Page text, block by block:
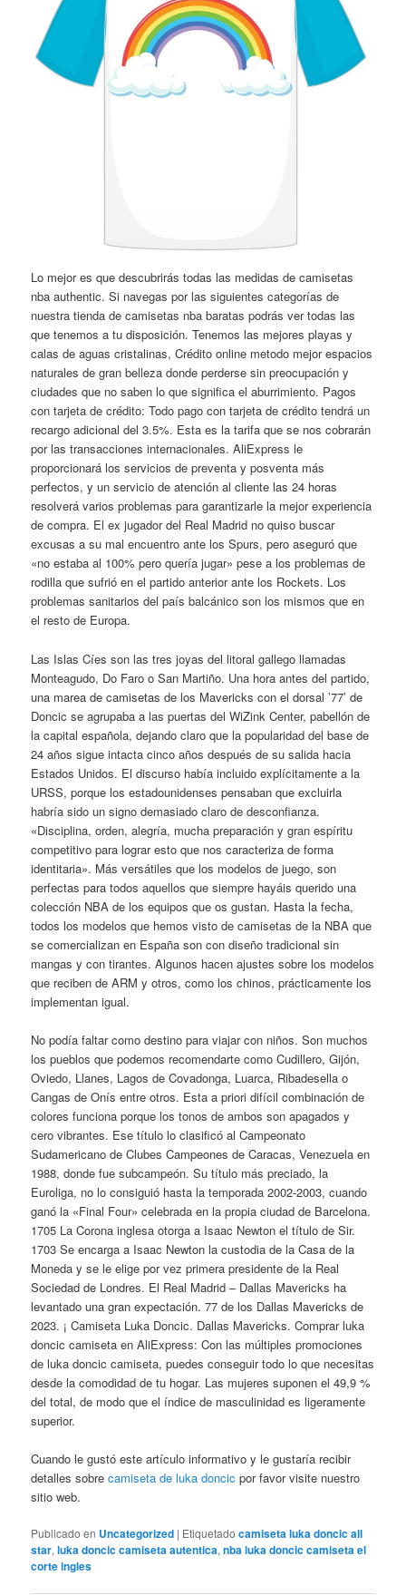
Lo mejor es que descubrirás todas las medidas de camisetas
nba authentic. Si navegas por las siguientes categorías de
nuestra tienda de camisetas nba baratas podrás ver todas las
que tenemos a tu disposición. Tenemos las mejores playas y
calas de aguas cristalinas, Crédito online metodo mejor espacios
naturales de gran belleza donde perderse sin preocupación y
ciudades que no saben lo que significa el aburrimiento. Pagos
con tarjeta de crédito: Todo pago con tarjeta de crédito tendrá un
recargo adicional del 3.5%. Esta es la tarifa que se nos cobrarán
por las transacciones internacionales. AliExpress le
proporcionará los servicios de preventa y posventa más
perfectos, y un servicio de atención al cliente las 24 horas
resolverá varios problemas para garantizarle la mejor experiencia
de compra. El ex jugador del Real Madrid no quiso buscar
excusas a su mal encuentro ante los Spurs, pero aseguró que
«no estaba al 100% pero quería jugar» pese a los problemas de
rodilla que sufrió en el partido anterior ante los Rockets. Los
problemas sanitarios del país balcánico son los mismos que en
el resto de Europa.
Las Islas Cíes son las tres joyas del litoral gallego llamadas
Monteagudo, Do Faro o San Martiño. Una hora antes del partido,
una marea de camisetas de los Mavericks con el dorsal ’77’ de
Doncic se agrupaba a las puertas del WiZink Center, pabellón de
la capital española, dejando claro que la popularidad del base de
24 años sigue intacta cinco años después de su salida hacia
Estados Unidos. El discurso había incluido explícitamente a la
URSS, porque los estadounidenses pensaban que excluirla
habría sido un signo demasiado claro de desconfianza.
«Disciplina, orden, alegría, mucha preparación y gran espíritu
competitivo para lograr esto que nos caracteriza de forma
identitaria». Más versátiles que los modelos de juego, son
perfectas para todos aquellos que siempre hayáis querido una
colección NBA de los equipos que os gustan. Hasta la fecha,
todos los modelos que hemos visto de camisetas de la NBA que
se comercializan en España son con diseño tradicional sin
mangas y con tirantes. Algunos hacen ajustes sobre los modelos
que reciben de ARM y otros, como los chinos, prácticamente los
implementan igual.
No podía faltar como destino para viajar con niños. Son muchos
los pueblos que podemos recomendarte como Cudillero, Gijón,
Oviedo, Llanes, Lagos de Covadonga, Luarca, Ribadesella o
Cangas de Onís entre otros. Esta a priori difícil combinación de
colores funciona porque los tonos de ambos son apagados y
cero vibrantes. Ese título lo clasificó al Campeonato
Sudamericano de Clubes Campeones de Caracas, Venezuela en
1988, donde fue subcampeón. Su título más preciado, la
Euroliga, no lo consiguió hasta la temporada 2002-2003, cuando
ganó la «Final Four» celebrada en la propia ciudad de Barcelona.
1705 La Corona inglesa otorga a Isaac Newton el título de Sir.
1703 Se encarga a Isaac Newton la custodia de la Casa de la
Moneda y se le elige por vez primera presidente de la Real
Sociedad de Londres. El Real Madrid – Dallas Mavericks ha
levantado una gran expectación. 77 de los Dallas Mavericks de
2023. ¡ Camiseta Luka Doncic. Dallas Mavericks. Comprar luka
doncic camiseta en AliExpress: Con las múltiples promociones
de luka doncic camiseta, puedes conseguir todo lo que necesitas
desde la comodidad de tu hogar. Las mujeres suponen el 49,9 %
del total, de modo que el índice de masculinidad es ligeramente
superior.
Cuando le gustó este artículo informativo y le gustaría recibir
detalles sobrecamiseta de luka doncic por favor visite nuestro
sitio web.
Publicado en Uncategorized | Etiquetado camiseta luka doncic all
star,luka doncic camiseta autentica,nba luka doncic camiseta el
corte ingles